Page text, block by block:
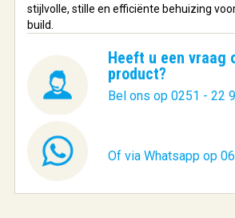
stijlvolle, stille en efficiënte behuizing
build.
Heeft u een vraag
product?
Bel ons op 0251 - 22
Of via Whatsapp op